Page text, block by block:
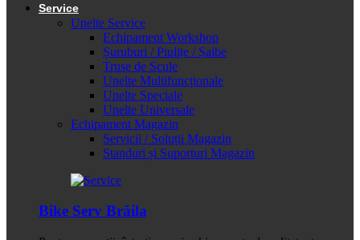
Service
Unelte Service
Echipament Workshop
Șuruburi / Piulițe / Șaibe
Truse de Scule
Unelte Multifuncționale
Unelte Speciale
Unelte Universale
Echipament Magazin
Servicii / Soluții Magazin
Standuri și Suporturi Magazin
Bike Serv Brăila